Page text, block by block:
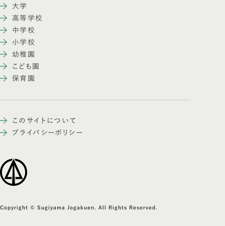
大学
高等学校
中学校
小学校
幼稚園
こども園
保育園
このサイトについて
プライバシーポリシー
Copyright © Sugiyama Jogakuen. All Rights Reserved.